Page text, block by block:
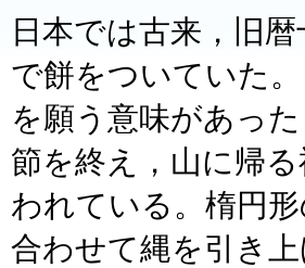
日本では古来，旧
で餅をついていた
を願う意味があっ
節を終え，山に帰
われている。楕円
合わせて縄を引き